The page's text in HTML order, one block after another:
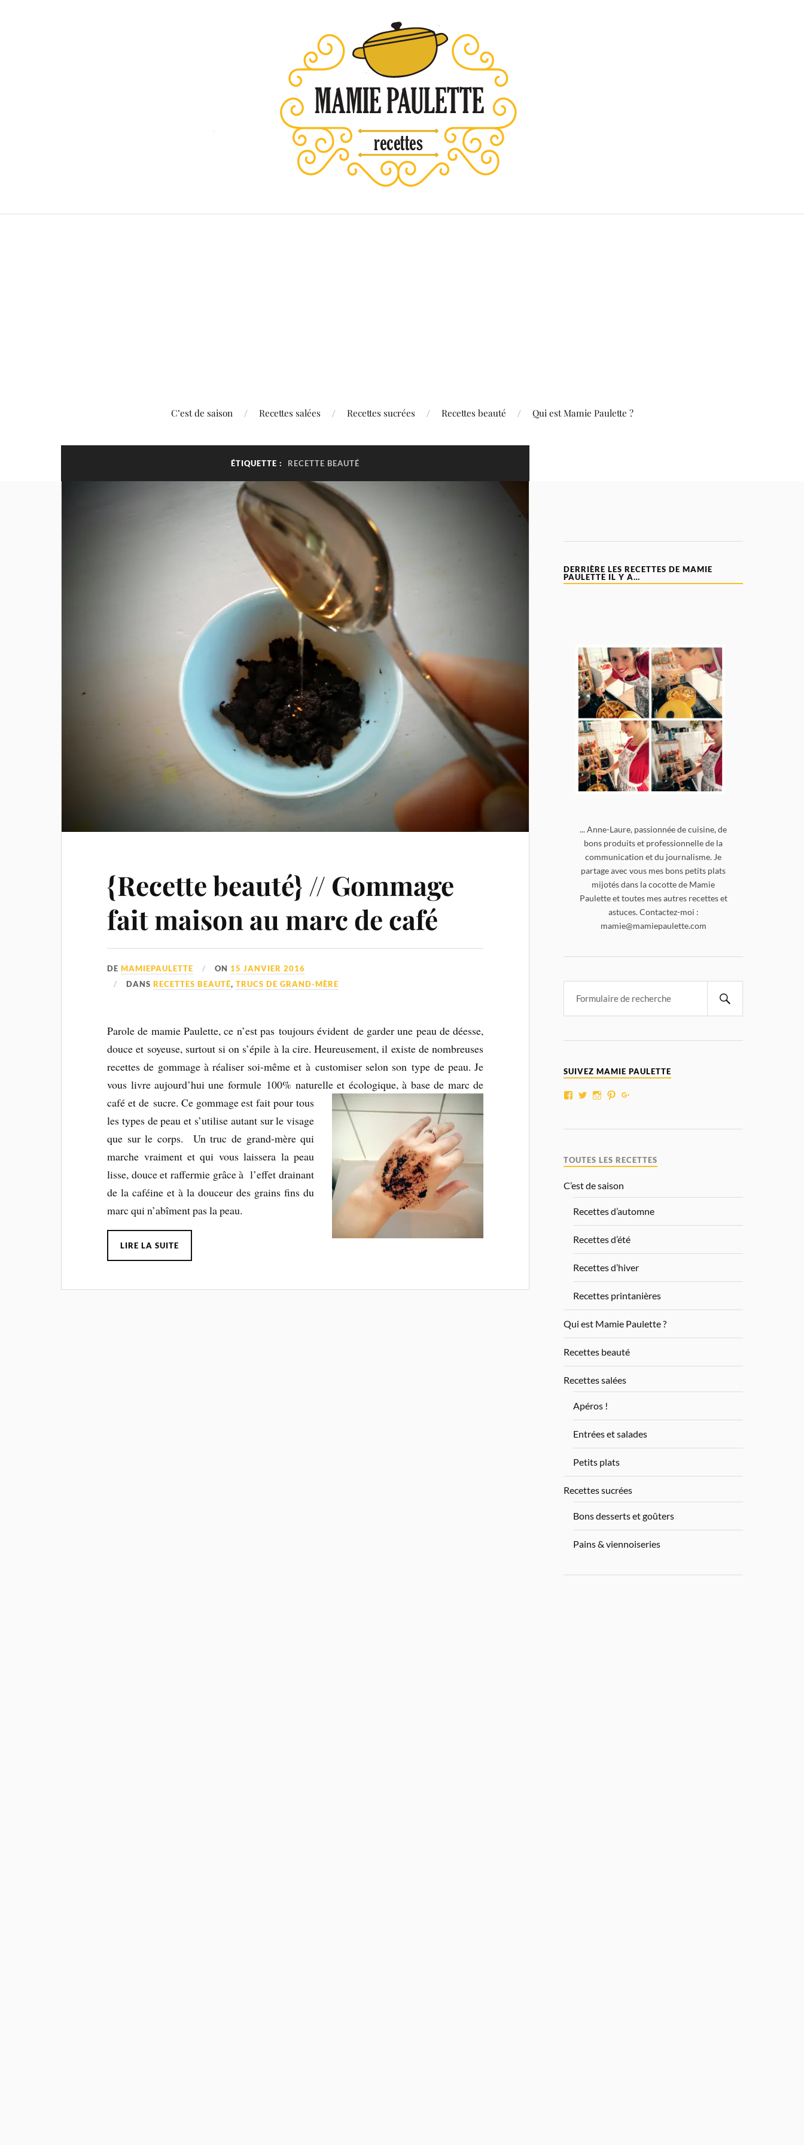
C’est de saison Recettes salées Recettes sucrées Recettes beauté Qui est Mamie Paulette ?
ÉTIQUETTE : RECETTE BEAUTÉ
{Recette beauté} // Gommage
fait maison au marc de café
DEMAMIEPAULETTE ON 15 JANVIER 2016
DANSRECETTES BEAUTÉ,TRUCS DE GRAND-MÈRE
Parole de mamie Paulette, ce n’est pas toujours évident de garder une peau de déesse,
douce et soyeuse, surtout si on s’épile à la cire. Heureusement, il existe de nombreuses
recettes de gommage à réaliser soi-même et à customiser selon son type de peau. Je
vous livre aujourd’hui une formule 100% naturelleet écologique, à base de marc de
café et de sucre. Ce gommage est fait pour tous
les types de peau et s’utilise autant sur le visage
que sur le corps. Un truc de grand-mère qui
marche vraiment et qui vous laissera la peau
lisse, douce et raffermie grâce à l’effet drainant
de la caféine et à la douceur des grains fins du
marc qui n’abîment pas la peau.
LIRE LA SUITE
DERRIÈRE LES RECETTES DE MAMIE
PAULETTE IL Y A…
... Anne-Laure, passionnée de cuisine, de
bons produits et professionnelle de la
communication et du journalisme. Je
partage avec vous mes bons petits plats
mijotés dans la cocotte de Mamie
Paulette et toutes mes autres recettes et
astuces. Contactez-moi :
mamie@mamiepaulette.com
SUIVEZ MAMIE PAULETTE
TOUTES LES RECETTES
C’est de saison
Recettes d’automne
Recettes d’été
Recettes d’hiver
Recettes printanières
Qui est Mamie Paulette ?
Recettes beauté
Recettes salées
Apéros !
Entrées et salades
Petits plats
Recettes sucrées
Bons desserts et goûters
Pains & viennoiseries